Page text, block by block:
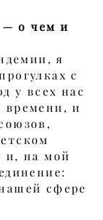
о чем и
я
с
у всех нас
времени, и
и, на мой
сфере